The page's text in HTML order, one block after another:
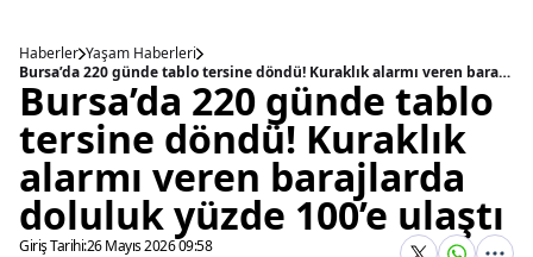
Haberler Yaşam Haberleri
Bursa’da 220 günde tablo tersine döndü! Kuraklık alarmı veren barajlarda doluluk yüzde 100’e ulaştı
Bursa’da 220 günde tablo
tersine döndü! Kuraklık
alarmı veren barajlarda
doluluk yüzde 100’e ulaştı
Giriş Tarihi:26 Mayıs 2026 09:58